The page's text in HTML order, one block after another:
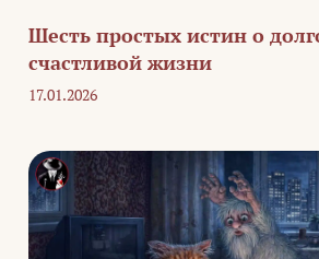
Шесть простых истин о
счастливой жизни
17.01.2026